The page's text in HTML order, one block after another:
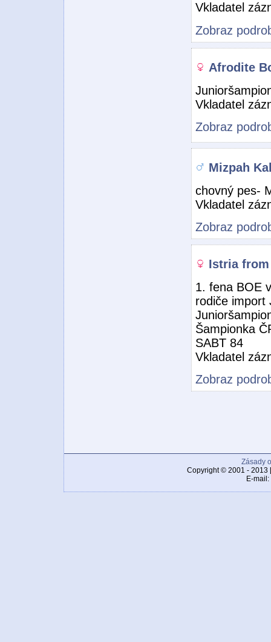
Vkladatel
Zobraz
Afrodite
Vkladatel
Zobraz
Mizpah
chovný pes-
Vkladatel
Zobraz
Istria
1. fena BOE
rodiče import
Šampionka
SABT 84
Vkladatel
Zobraz
Zásady
Copyright © 2001 - 2013
E-mail: